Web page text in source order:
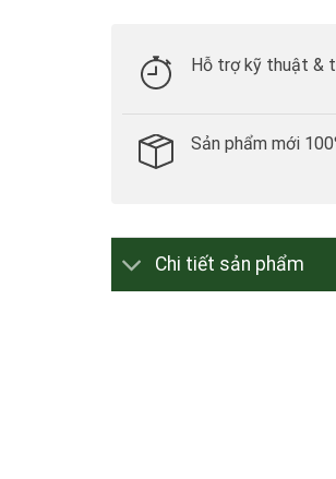
Hỗ trợ kỹ thuật &
Sản phẩm mới
Chi tiết sản phẩm